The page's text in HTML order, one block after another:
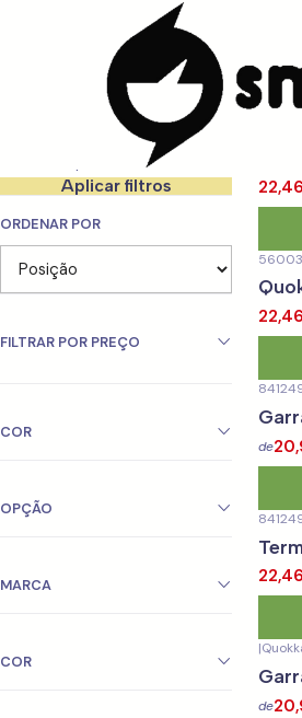
Quokka
Filtrar produtos
Aplicar filtros
ORDENAR POR
FILTRAR POR PREÇO
COR
OPÇÃO
MARCA
COR
-25%
Novo
de
-25%
-25%
Novo
|
de